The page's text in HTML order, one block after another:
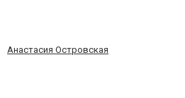
Анастасия Островская